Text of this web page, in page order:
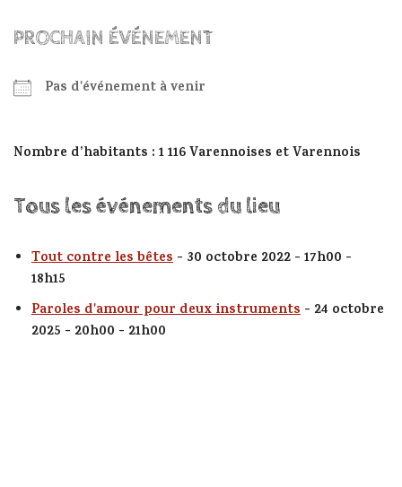
PROCHAIN ÉVÉNEMENT
Pas d'événement à venir
Nombre d’habitants : 1 116 Varennoises et Varennois
Tous les événements du lieu
Tout contre les bêtes - 30 octobre 2022 - 17h00 -
18h15
Paroles d'amour pour deux instruments - 24 octobre
2025 - 20h00 - 21h00